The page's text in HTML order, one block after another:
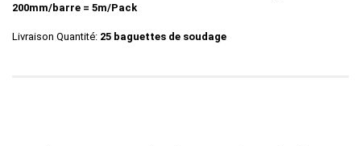
200mm/barre = 5m/Pack
Livraison Quantité: 25 baguettes de soudage